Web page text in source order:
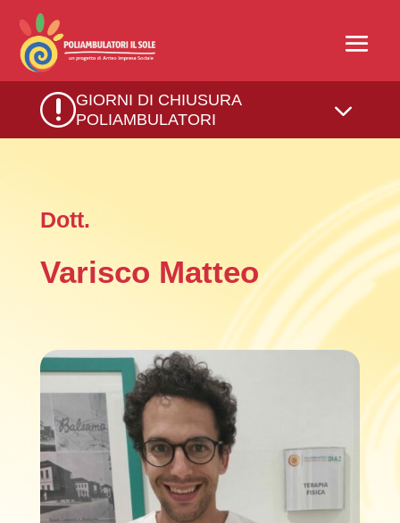
rGIORNI DI CHIUSURA
POLIAMBULATORI
3
Dott.
Varisco Matteo